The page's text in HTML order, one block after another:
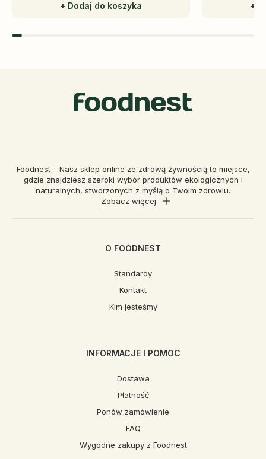
+ Dodaj do koszyka +
Foodnest – Nasz sklep online ze zdrową żywnością to miejsce,
gdzie znajdziesz szeroki wybór produktów ekologicznych i
naturalnych, stworzonych z myślą o Twoim zdrowiu.
Zobacz więcej
O FOODNEST
Standardy
Kontakt
Kim jesteśmy
INFORMACJE I POMOC
Dostawa
Płatność
Ponów zamówienie
FAQ
Wygodne zakupy z Foodnest